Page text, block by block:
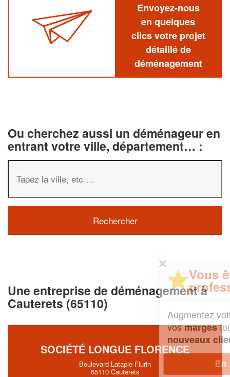
Envoyez-nous
en quelques
clics votre projet
détaillé de
déménagement
Ou cherchez aussi un déménageur en
entrant votre ville, département… :
Une entreprise de déménagement à
Cauterets (65110)
SOCIÉTÉ LONGUE FLORENCE
Boulevard Latapie Flurin
65110 Cauterets
professionnel ?
Augmentez votre chiffre d'affaireset
vosmargestout en gagnant de
En savoir plus